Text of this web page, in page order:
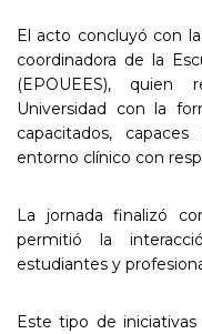
El acto concluyó con
coordinadora de la
(EPOUEES),
Universidad con la
capacitados,
entorno clínico con
La jornada finalizó
permitió la
estudiantes y
Este tipo de